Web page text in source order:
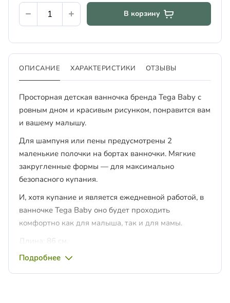
В корзину
ОПИСАНИЕ ХАРАКТЕРИСТИКИ ОТЗЫВЫ
Просторная детская ванночка бренда Tega Baby с
ровным дном и красивым рисунком, понравится вам
и вашему малышу.
Для шампуня или пены предусмотрены 2
маленькие полочки на бортах ванночки. Мягкие
закругленные формы — для максимально
безопасного купания.
И, хотя купание и является ежедневной работой, в
ванночке Tega Baby оно будет проходить
комфортно как для малыша, так и для мамы.
Длина: 86 см.
Подробнее